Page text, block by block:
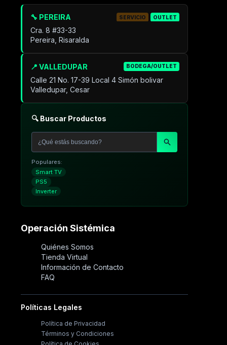
📍 VALLEDUPAR BODEGA/OUTLET
Calle 21 No. 17-39 Local 4 Simón bolivar
Valledupar, Cesar
🔧 PEREIRA SERVICIO OUTLET
Cra. 8 #33-33
Pereira, Risaralda
🔍 Buscar Productos
Populares:
Smart TV
PS5
Inverter
Operación Sistémica
Quiénes Somos
Tienda Virtual
Información de Contacto
FAQ
Políticas Legales
Política de Privacidad
Términos y Condiciones